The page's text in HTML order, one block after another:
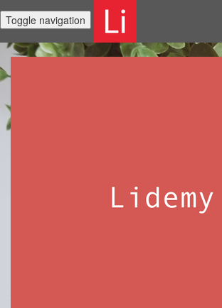
Toggle navigation